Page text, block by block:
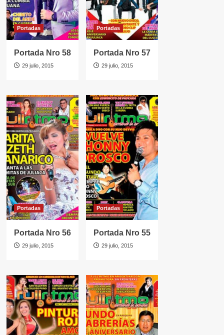
Portadas
Portada Nro 58
29 julio, 2015
Portadas
Portada Nro 57
29 julio, 2015
Portadas
Portada Nro 56
29 julio, 2015
Portadas
Portada Nro 55
29 julio, 2015